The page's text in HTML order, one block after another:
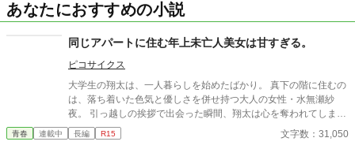
あなたにおすすめの小説
同じアパートに住む年上未亡人美女は甘すぎる。
ピコサイクス
大学生の翔太は、一人暮らしを始めたばかり。 真下の階に住むの
は、落ち着いた色気と優しさを併せ持つ大人の女性・水無瀬紗
夜。 引っ越しの挨拶で出会った瞬間、翔太は心を奪われてしま
う。 偶然にもアルバイト先のスーパーで再会した彼女は、翔太を
すぐに採用し、温かく仕事を教えてくれる存在だった。 ある日の
青春 連載中 長編 R15 文字数：31,050